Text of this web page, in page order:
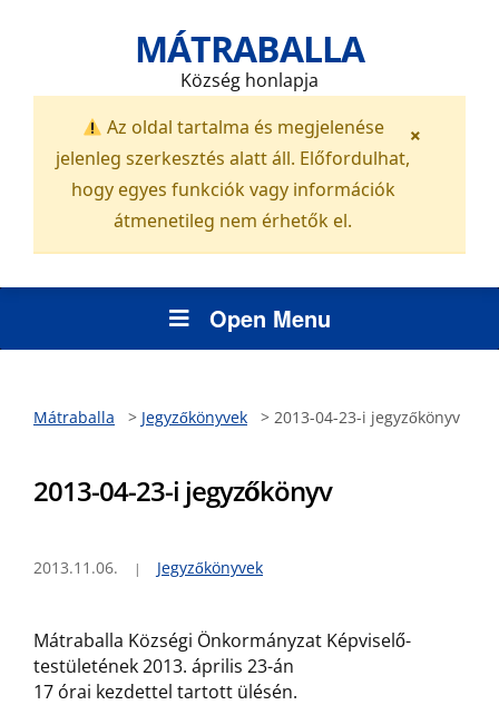
MÁTRABALLA
Község honlapja
Az oldal tartalma és megjelenése
jelenleg szerkesztés alatt áll. Előfordulhat,
hogy egyes funkciók vagy információk
átmenetileg nem érhetők el.
×
Open Menu
Mátraballa > Jegyzőkönyvek > 2013-04-23-i jegyzőkönyv
2013-04-23-i jegyzőkönyv
2013.11.06. Jegyzőkönyvek
Mátraballa Községi Önkormányzat Képviselő-
testületének 2013. április 23-án
17 órai kezdettel tartott ülésén.